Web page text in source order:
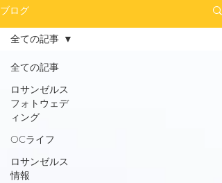
ブログ
全ての記事
ロサンゼルス
フォトウェデ
ィング
OCライフ
ロサンゼルス
情報
全ての記事